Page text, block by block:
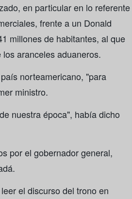
en particular en lo referente
frente a un Donald
millones de habitantes, al que
aranceles aduaneros.
norteamericano, "para
ministro.
nuestra época", había dicho
por el gobernador general,
el discurso del trono en